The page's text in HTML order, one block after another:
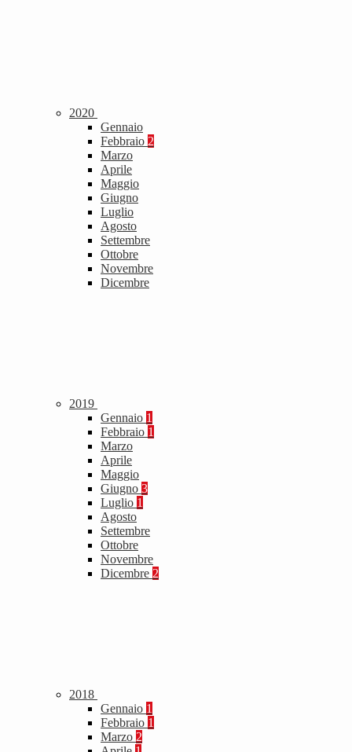
2020
Gennaio
Febbraio 2
Marzo
Aprile
Maggio
Giugno
Luglio
Agosto
Settembre
Ottobre
Novembre
Dicembre
2019
Gennaio 1
Febbraio 1
Marzo
Aprile
Maggio
Giugno 3
Luglio 1
Agosto
Settembre
Ottobre
Novembre
Dicembre 2
2018
Gennaio 1
Febbraio 1
Marzo 2